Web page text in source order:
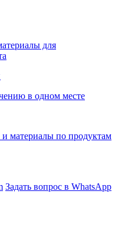
для
в одном месте
материалы по продуктам
Задать вопрос в WhatsApp